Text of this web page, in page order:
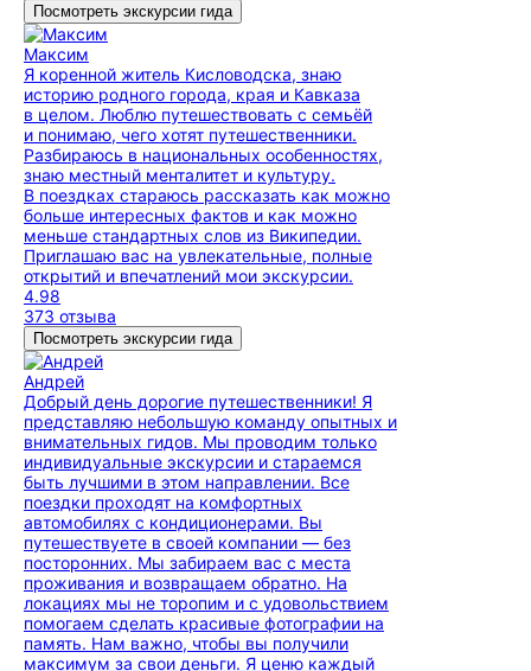
Посмотреть экскурсии гида
Максим
Я коренной житель Кисловодска, знаю
историю родного города, края и Кавказа
в целом. Люблю путешествовать с семьёй
и понимаю, чего хотят путешественники.
Разбираюсь в национальных особенностях,
знаю местный менталитет и культуру.
В поездках стараюсь рассказать как можно
больше интересных фактов и как можно
меньше стандартных слов из Википедии.
Приглашаю вас на увлекательные, полные
открытий и впечатлений мои экскурсии.
4.98
373 отзыва
Посмотреть экскурсии гида
Андрей
Добрый день дорогие путешественники! Я
представляю небольшую команду опытных и
внимательных гидов. Мы проводим только
индивидуальные экскурсии и стараемся
быть лучшими в этом направлении. Все
поездки проходят на комфортных
автомобилях с кондиционерами. Вы
путешествуете в своей компании — без
посторонних. Мы забираем вас с места
проживания и возвращаем обратно. На
локациях мы не торопим и с удовольствием
помогаем сделать красивые фотографии на
память. Нам важно, чтобы вы получили
максимум за свои деньги. Я ценю каждый